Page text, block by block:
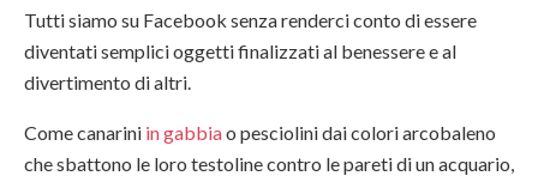
Tutti siamo su Facebook senza renderci conto di essere
diventati semplici oggetti finalizzati al benessere e al
divertimento di altri.
Come canarini in gabbiao pesciolini dai colori arcobaleno
che sbattono le loro testoline contro le pareti di un acquario,